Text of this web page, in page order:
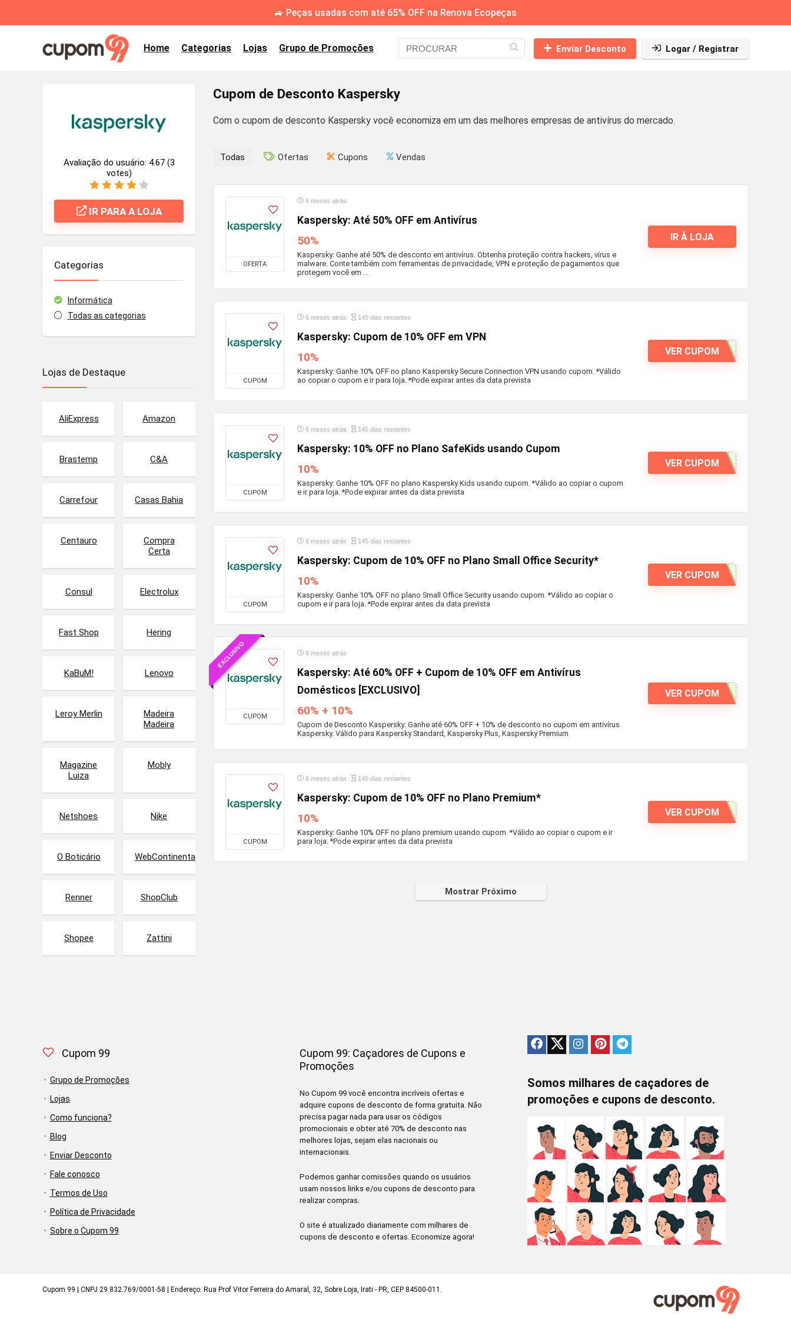
🚙 Peças usadas com até 65% OFF na Renova Ecopeças
Home Categorias Lojas Grupo de Promoções Enviar Desconto Logar / Registrar
Cupom de Desconto Kaspersky
Com o cupom de desconto Kaspersky você economiza em um das melhores empresas de antivírus do mercado.
Avaliação do usuário: 4.67 (3
votes)
IR PARA A LOJA
Categorias
Informática
Todas as categorias
Todas Ofertas Cupons Vendas
OFERTA
6 meses atrás
Kaspersky: Até 50% OFF em Antivírus
50%
Kaspersky: Ganhe até 50% de desconto em antivírus. Obtenha proteção contra hackers, vírus e
malware. Conte também com ferramentas de privacidade, VPN e proteção de pagamentos que
protegem você em ...
IR À LOJA
CUPOM
6 meses atrás 145 dias restantes
Kaspersky: Cupom de 10% OFF em VPN
10%
Kaspersky: Ganhe 10% OFF no plano Kaspersky Secure Connection VPN usando cupom. *Válido
ao copiar o cupom e ir para loja. *Pode expirar antes da data prevista
VER CUPOM
CUPOM
6 meses atrás 145 dias restantes
Kaspersky: 10% OFF no Plano SafeKids usando Cupom
10%
Kaspersky: Ganhe 10% OFF no plano Kaspersky Kids usando cupom. *Válido ao copiar o cupom
e ir para loja. *Pode expirar antes da data prevista
VER CUPOM
CUPOM
6 meses atrás 145 dias restantes
Kaspersky: Cupom de 10% OFF no Plano Small Office Security*
10%
Kaspersky: Ganhe 10% OFF no plano Small Office Security usando cupom. *Válido ao copiar o
cupom e ir para loja. *Pode expirar antes da data prevista
VER CUPOM
EXCLUSIVO
CUPOM
6 meses atrás
Kaspersky: Até 60% OFF + Cupom de 10% OFF em Antivírus
Domésticos [EXCLUSIVO]
60% + 10%
Cupom de Desconto Kaspersky: Ganhe até 60% OFF + 10% de desconto no cupom em antivírus
Kaspersky. Válido para Kaspersky Standard, Kaspersky Plus, Kaspersky Premium
VER CUPOM
CUPOM
6 meses atrás 145 dias restantes
Kaspersky: Cupom de 10% OFF no Plano Premium*
10%
Kaspersky: Ganhe 10% OFF no plano premium usando cupom. *Válido ao copiar o cupom e ir
para loja. *Pode expirar antes da data prevista
VER CUPOM
Mostrar Próximo
Lojas de Destaque
AliExpress Amazon
Brastemp C&A
Carrefour Casas Bahia
Centauro
Compra
Certa
Consul Electrolux
Fast Shop Hering
KaBuM! Lenovo
Leroy Merlin
Madeira
Madeira
Magazine
Luiza
Mobly
Netshoes Nike
O Boticário WebContinental
Renner ShopClub
Shopee Zattini
Cupom 99
Grupo de Promoções
Lojas
Como funciona?
Blog
Enviar Desconto
Fale conosco
Termos de Uso
Política de Privacidade
Sobre o Cupom 99
Cupom 99: Caçadores de Cupons e
Promoções
No Cupom 99 você encontra incríveis ofertas e
adquire cupons de desconto de forma gratuita. Não
precisa pagar nada para usar os códigos
promocionais e obter até 70% de desconto nas
melhores lojas, sejam elas nacionais ou
internacionais.
Podemos ganhar comissões quando os usuários
usam nossos links e/ou cupons de desconto para
realizar compras.
O site é atualizado diariamente com milhares de
cupons de desconto e ofertas. Economize agora!
Somos milhares de caçadores de
promoções e cupons de desconto.
Cupom 99 | CNPJ 29.832.769/0001-58 | Endereço: Rua Prof Vitor Ferreira do Amaral, 32, Sobre Loja, Irati - PR, CEP 84500-011.